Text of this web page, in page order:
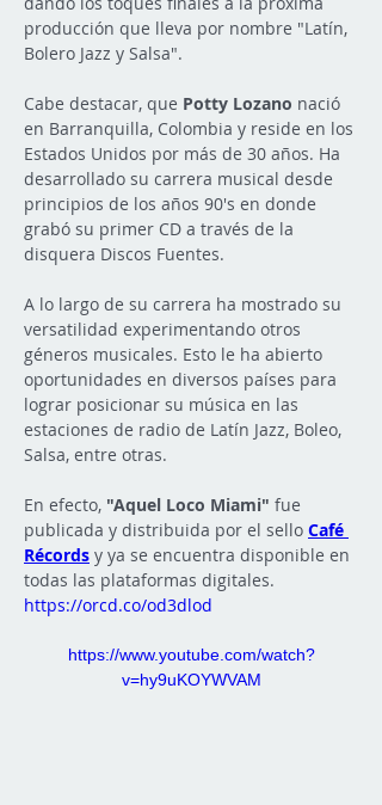
producción que lleva por nombre "Latín,
Bolero Jazz y Salsa".
Cabe destacar, que Potty Lozano nació
en Barranquilla, Colombia y reside en los
Estados Unidos por más de 30 años. Ha
desarrollado su carrera musical desde
principios de los años 90's en donde
grabó su primer CD a través de la
disquera Discos Fuentes.
A lo largo de su carrera ha mostrado su
versatilidad experimentando otros
géneros musicales. Esto le ha abierto
oportunidades en diversos países para
lograr posicionar su música en las
estaciones de radio de Latín Jazz, Boleo,
Salsa, entre otras.
En efecto, "Aquel Loco Miami" fue
publicada y distribuida por el sello Café
Récords y ya se encuentra disponible en
todas las plataformas digitales.
https://orcd.co/od3dlod
https://www.youtube.com/watch?
v=hy9uKOYWVAM